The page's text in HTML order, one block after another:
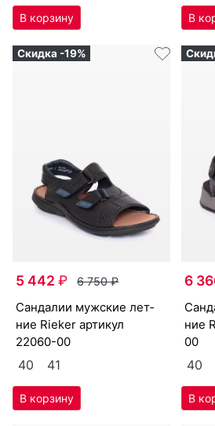
Скидка -19%
5 442₽ 6 750₽
сан­да­лии мужс­кие лет­
ние Ri­eker артикул
22060-00
40 41
6
сан­да­лии мужс­кие лет­
ние
00
40